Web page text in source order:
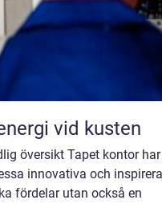
smart energi vid kusten
översikt Tapet kontor
innovativa och
fördelar utan också en